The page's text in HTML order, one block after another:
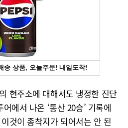
현주소에 대해서도 냉정한 진단
에서 나온 ‘통산 20승’ 기록에
것이 종착지가 되어서는 안 된